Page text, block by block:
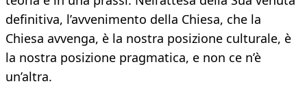
definitiva, l’avvenimento della Chiesa, che la
Chiesa avvenga, è la nostra posizione culturale, è
la nostra posizione pragmatica, e non ce n’è
un’altra.